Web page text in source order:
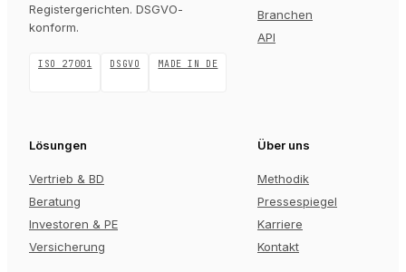
Registergerichten. DSGVO-
konform.
ISO 27001 DSGVO MADE IN DE
Branchen
API
Lösungen
Vertrieb & BD
Beratung
Investoren & PE
Versicherung
Über uns
Methodik
Pressespiegel
Karriere
Kontakt